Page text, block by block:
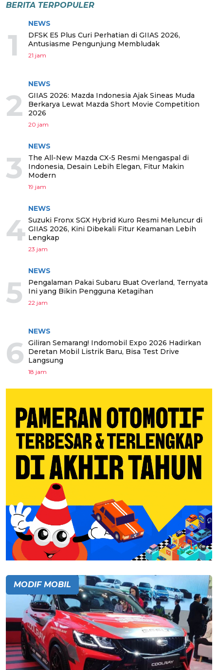
BERITA TERPOPULER
1
NEWS
DFSK E5 Plus Curi Perhatian di GIIAS 2026,
Antusiasme Pengunjung Membludak
21 jam
2
NEWS
GIIAS 2026: Mazda Indonesia Ajak Sineas Muda
Berkarya Lewat Mazda Short Movie Competition
2026
20 jam
3
NEWS
The All-New Mazda CX-5 Resmi Mengaspal di
Indonesia, Desain Lebih Elegan, Fitur Makin
Modern
19 jam
4
NEWS
Suzuki Fronx SGX Hybrid Kuro Resmi Meluncur di
GIIAS 2026, Kini Dibekali Fitur Keamanan Lebih
Lengkap
23 jam
5
NEWS
Pengalaman Pakai Subaru Buat Overland, Ternyata
Ini yang Bikin Pengguna Ketagihan
22 jam
6
NEWS
Giliran Semarang! Indomobil Expo 2026 Hadirkan
Deretan Mobil Listrik Baru, Bisa Test Drive
Langsung
18 jam
MODIF MOBIL